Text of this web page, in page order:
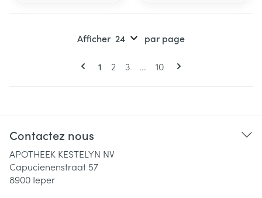
Pages
Vous lisez actuellement la page
1 Page
2 Page
3 ... Page
10
Afficher par page
Contactez nous
APOTHEEK KESTELYN NV
Capucienenstraat 57
8900 Ieper